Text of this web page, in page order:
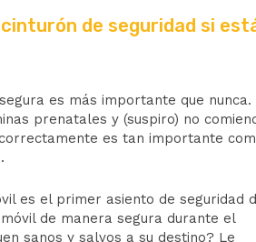
de seguridad si
es más importante que nunca.
prenatales y (suspiro) no
es tan importante
es el primer asiento de seguridad
de manera segura durante el
sanos y salvos a su destino? Le